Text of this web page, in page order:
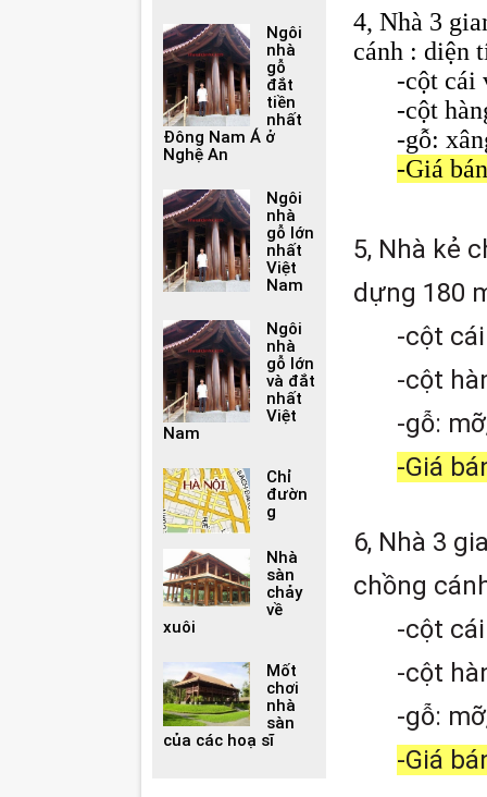
4, Nhà 3
cánh : diện
-cột cái
-cột
-gỗ:
-Giá
5, Nhà kẻ
dựng 180
-cột
-cột
-gỗ:
-Giá
6, Nhà 3
chồng
-cột
-cột
-gỗ:
-Giá
Ngôi
nhà
gỗ
đắt
tiền
nhất
Đông Nam Á ở
Nghệ An
Ngôi
nhà
gỗ lớn
nhất
Việt
Nam
Ngôi
nhà
gỗ lớn
và đắt
nhất
Việt
Nam
Chỉ
đườn
g
Nhà
sàn
chảy
về
xuôi
Mốt
chơi
nhà
sàn
của các hoạ sĩ